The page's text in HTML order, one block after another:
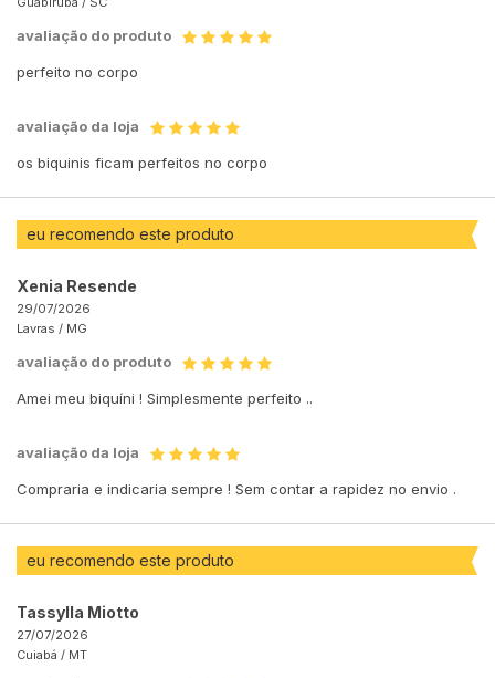
avaliação do produto
perfeito no corpo
avaliação da loja
os biquinis ficam perfeitos no corpo
eu recomendo este produto
Xenia Resende
29/07/2026
Lavras / MG
avaliação do produto
Amei meu biquíni ! Simplesmente perfeito ..
avaliação da loja
Compraria e indicaria sempre ! Sem contar a rapidez no envio .
eu recomendo este produto
Tassylla Miotto
27/07/2026
Cuiabá / MT